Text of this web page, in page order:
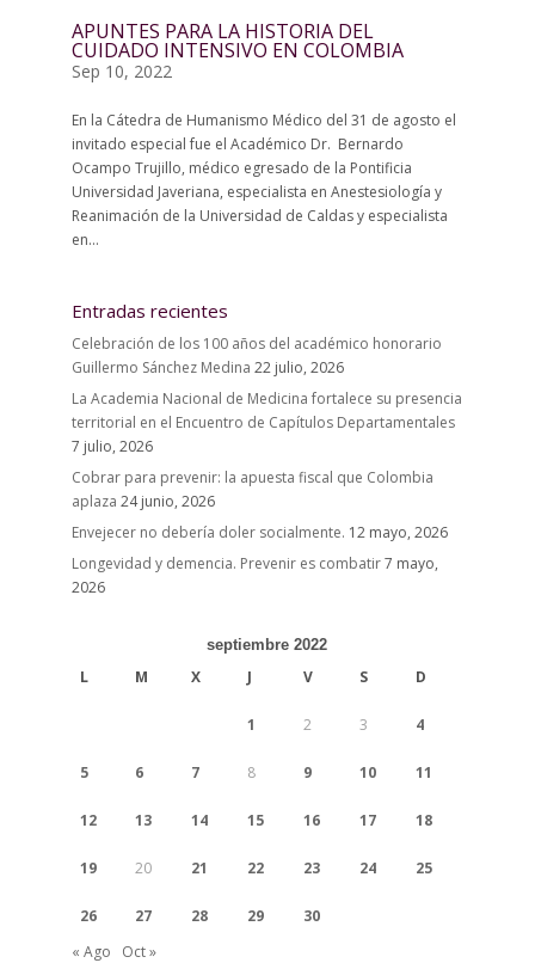
APUNTES PARA LA HISTORIA DEL
CUIDADO INTENSIVO EN COLOMBIA
Sep 10, 2022
En la Cátedra de Humanismo Médico del 31 de agosto el
invitado especial fue el Académico Dr. Bernardo
Ocampo Trujillo, médico egresado de la Pontificia
Universidad Javeriana, especialista en Anestesiología y
Reanimación de la Universidad de Caldas y especialista
en...
Entradas recientes
Celebración de los 100 años del académico honorario
Guillermo Sánchez Medina 22 julio, 2026
La Academia Nacional de Medicina fortalece su presencia
territorial en el Encuentro de Capítulos Departamentales
7 julio, 2026
Cobrar para prevenir: la apuesta fiscal que Colombia
aplaza 24 junio, 2026
Envejecer no debería doler socialmente. 12 mayo, 2026
Longevidad y demencia. Prevenir es combatir7 mayo,
2026
septiembre 2022
L M X J V S D
1 2 3 4
5 6 7 8 9 10 11
12 13 14 15 16 17 18
19 20 21 22 23 24 25
26 27 28 29
30
« Ago
Oct »